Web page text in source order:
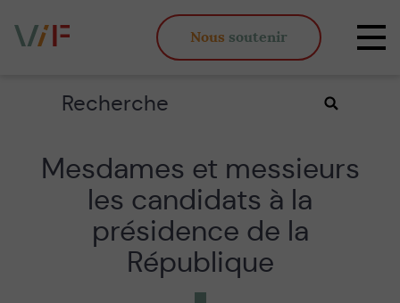
inégaux
Nous soutenir
Rechercher
Valider
Mesdames et messieurs
les candidats à la
présidence de la
République